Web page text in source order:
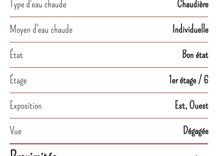
Type d'eau chaude
Chaudière
Moyen d'eau chaude
Individuelle
État
Bon état
Étage
1er étage / 6
Exposition
Est, Ouest
Vue
Dégagée